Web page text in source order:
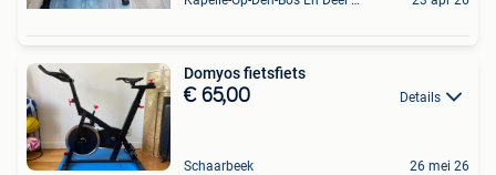
Domyos fietsfiets
€ 65,00 Details
Schaarbeek 26 mei 26